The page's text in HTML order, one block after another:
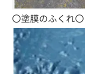
〇塗膜のふくれ〇